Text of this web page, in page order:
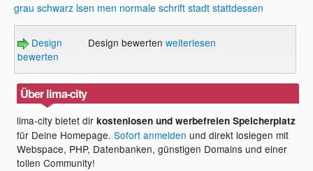
grau schwarz lsen men normale schrift stadt stattdessen
Design
bewerten
Design bewerten weiterlesen
Über lima-city
lima-city bietet dirkostenlosen und werbefreien Speicherplatz
für Deine Homepage.Sofort anmelden und direkt loslegen mit
Webspace, PHP, Datenbanken, günstigen Domains und einer
tollen Community!